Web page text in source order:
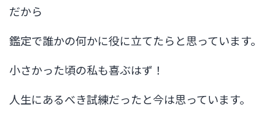
だから
鑑定で誰かの何かに役に立てたらと思っています。
小さかった頃の私も喜ぶはず！
人生にあるべき試練だったと今は思っています。